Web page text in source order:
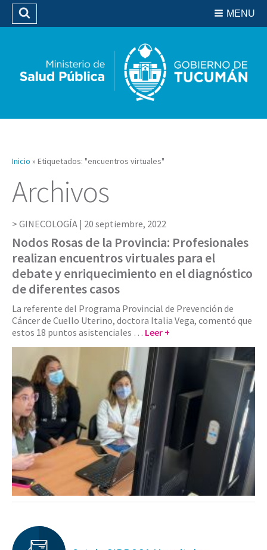
Biblioteca
MENU
Buscar
Inicio » Etiquetados: "encuentros virtuales"
Archivos
GINECOLOGÍA | 20 septiembre, 2022
Nodos Rosas de la Provincia: Profesionales
realizan encuentros virtuales para el
debate y enriquecimiento en el diagnóstico
de diferentes casos
La referente del Programa Provincial de Prevención de
Cáncer de Cuello Uterino, doctora Italia Vega, comentó que
estos 18 puntos asistenciales … Leer +